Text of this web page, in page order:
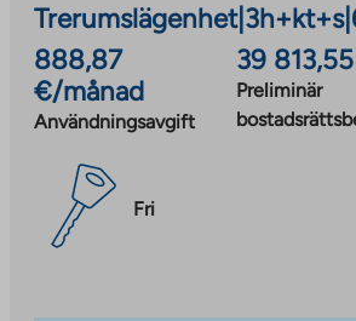
Trerumslägenhet| 3h+kt+s|
888,87
€/månad
Användningsavgift
39
Preliminär
Fri